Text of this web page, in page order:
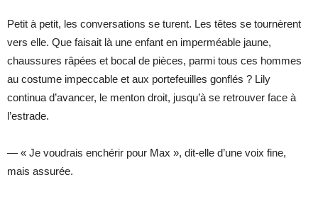
Petit à petit, les conversations se turent. Les têtes se tournèrent
vers elle. Que faisait là une enfant en imperméable jaune,
chaussures râpées et bocal de pièces, parmi tous ces hommes
au costume impeccable et aux portefeuilles gonflés ? Lily
continua d’avancer, le menton droit, jusqu’à se retrouver face à
l’estrade.
— « Je voudrais enchérir pour Max », dit-elle d’une voix fine,
mais assurée.